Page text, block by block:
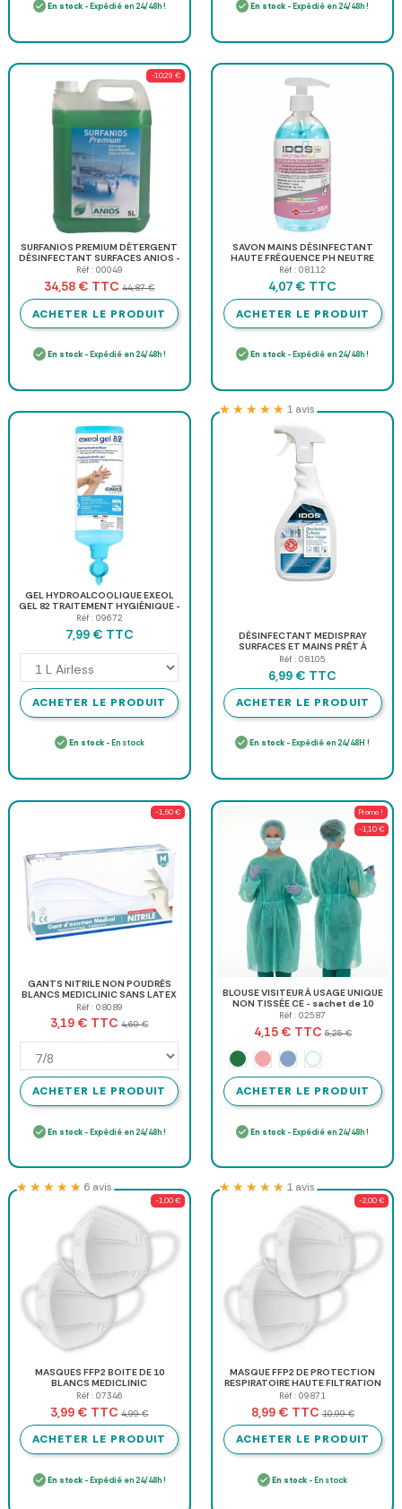
En stock- Expédié en 24/48h ! En stock - Expédié en 24/48h !
-10,29 €
SURFANIOS PREMIUM DÉTERGENT
DÉSINFECTANT SURFACES ANIOS -
bidon de 5 l
Réf : 00049
34,58 € TTC 44,87 €
ACHETER LE PRODUIT
En stock- Expédié en 24/48h !
SAVON MAINS DÉSINFECTANT
HAUTE FRÉQUENCE PH NEUTRE
IDOS - flacon pompe 500 ml
Réf : 08112
4,07 € TTC
ACHETER LE PRODUIT
En stock - Expédié en 24/48h !
GEL HYDROALCOOLIQUE EXEOL
GEL 82 TRAITEMENT HYGIÉNIQUE -
1 l pompe
Réf : 09672
7,99 € TTC
ACHETER LE PRODUIT
En stock- En stock
DÉSINFECTANT MEDISPRAY
SURFACES ET MAINS PRÊT À
L'EMPLOI - spray de 750 ml
Réf : 08105
★★★★★
★★★★★ 1 avis
6,99 € TTC
ACHETER LE PRODUIT
En stock - Expédié en 24/48H !
-1,50 €
GANTS NITRILE NON POUDRÉS
BLANCS MEDICLINIC SANS LATEX
DREXCO MÉDICAL - boîte de 100
Réf : 08089
3,19 € TTC 4,69 €
ACHETER LE PRODUIT
En stock- Expédié en 24/48h !
Promo !
-1,10 €
BLOUSE VISITEUR À USAGE UNIQUE
NON TISSÉE CE - sachet de 10
Réf : 02587
4,15 € TTC 5,25 €
Vert Rose Bleu cielBlanc
ACHETER LE PRODUIT
En stock - Expédié en 24/48h !
-1,00 €
MASQUES FFP2 BOITE DE 10
BLANCS MEDICLINIC
Réf : 07346
★★★★★
★★★★★ 6 avis
3,99 € TTC 4,99 €
ACHETER LE PRODUIT
En stock- Expédié en 24/48h !
-2,00 €
MASQUE FFP2 DE PROTECTION
RESPIRATOIRE HAUTE FILTRATION
MEDICLINIC - boîte de 20
Réf : 09871
★★★★★
★★★★★ 1 avis
8,99 € TTC 10,99 €
ACHETER LE PRODUIT
En stock - En stock